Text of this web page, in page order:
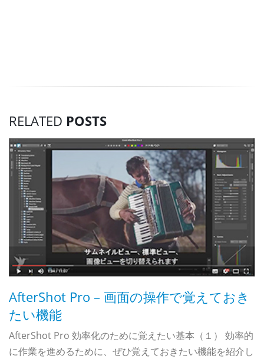
RELATED POSTS
AfterShot Pro – 画面の操作で覚えておき
たい機能
AfterShot Pro 効率化のために覚えたい基本（１） 効率的
に作業を進めるために、ぜひ覚えておきたい機能を紹介し